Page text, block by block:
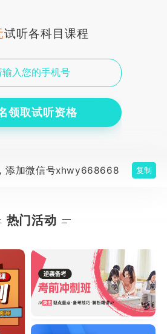
试听各科目课程
领取试听资格
添加微信号xhwy668668 复制
热门活动